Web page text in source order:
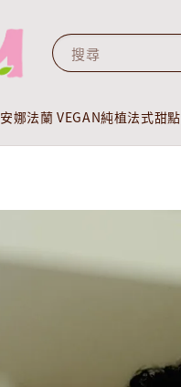
搜尋
安娜法蘭 VEGAN純植法式甜點